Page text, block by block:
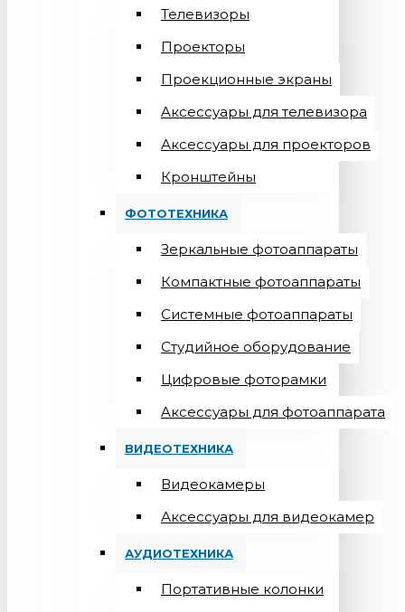
Телевизоры
Проекторы
Проекционные экраны
Aксессуары для телевизора
Аксессуары для проекторов
Кронштейны
ФОТОТЕХНИКА
Зеркальные фотоаппараты
Компактные фотоаппараты
Системные фотоаппараты
Студийное оборудование
Цифровые фоторамки
Aксессуары для фотоаппарата
ВИДЕОТЕХНИКА
Видеокамеры
Аксессуары для видеокамер
АУДИОТЕХНИКА
Портативные колонки